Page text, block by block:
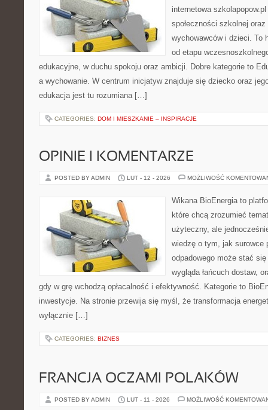
internetowa
społeczności szkolnej
wychowawców i dzieci. To
od etapu
edukacyjne, w duchu spokoju oraz ambicji. Dobre kategorie to
a wychowanie. W centrum inicjatyw znajduje się dziecko oraz
edukacja jest tu rozumiana […]
CATEGORIES: DOM I MIESZKANIE – INSPIRACJE
OPINIE I KOMENTARZE
POSTED BY ADMIN LUT - 12 - 2026 MOŻLIWOŚĆ
Wikana BioEnergia to
które chcą zrozumieć
użyteczny, ale
wiedzę o tym, jak surowce
odpadowego może stać
wygląda łańcuch dostaw,
gdy w grę wchodzą opłacalność i efektywność. Kategorie to
inwestycje. Na stronie przewija się myśl, że transformacja
wyłącznie […]
CATEGORIES: BIZNES
FRANCJA OCZAMI POLAKÓW
POSTED BY ADMIN LUT - 11 - 2026 MOŻLIWOŚĆ